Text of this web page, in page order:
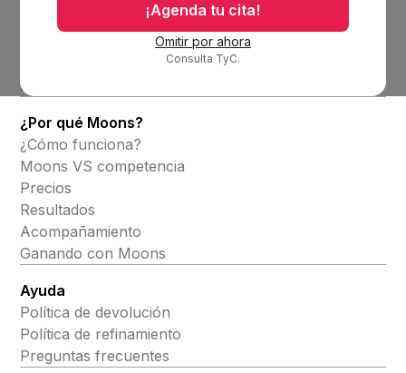
¡Agenda tu cita!
Omitir por ahora
Consulta TyC.
Alineadores invisibles
¿Por qué Moons?
¿Cómo funciona?
Moons VS competencia
Precios
Resultados
Acompañamiento
Ganando con Moons
Ayuda
Política de devolución
Política de refinamiento
Preguntas frecuentes